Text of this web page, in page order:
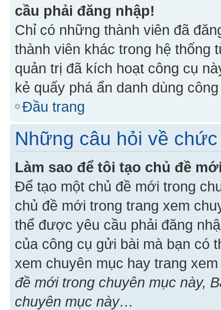
cầu phải đăng nhập!
Chỉ có những thành viên đã
thành viên khác trong hệ thống
quản trị đã kích hoạt công cụ
kẻ quấy phá ẩn danh dùng
Đầu trang
Những câu hỏi về
Làm sao để tôi tạo chủ đề
Để tạo một chủ đề mới trong
chủ đề mới trong trang xem
thể được yêu cầu phải đăng
của công cụ gửi bài mà bạn có
xem chuyên mục hay trang
đề mới trong chuyên mục này,
chuyên mục này…